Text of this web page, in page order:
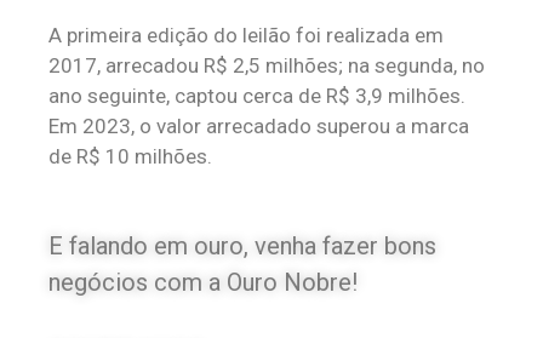
A primeira edição do leilão foi realizada em
2017, arrecadou R$ 2,5 milhões; na segunda, no
ano seguinte, captou cerca de R$ 3,9 milhões.
Em 2023, o valor arrecadado superou a marca
de R$ 10 milhões.
E falando em ouro, venha fazer bons
negócios com a Ouro Nobre!